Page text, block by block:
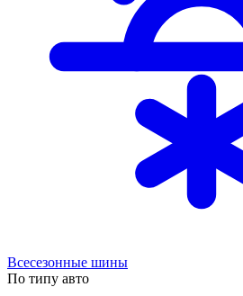
Всесезонные шины
По типу авто